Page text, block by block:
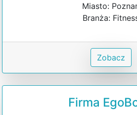
Miasto:
Branża:
Zobacz
Firma